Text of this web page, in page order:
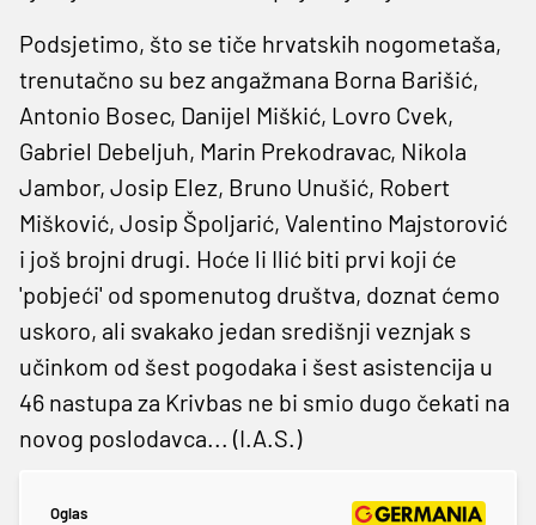
Podsjetimo, što se tiče hrvatskih nogometaša,
trenutačno su bez angažmana Borna Barišić,
Antonio Bosec, Danijel Miškić, Lovro Cvek,
Gabriel Debeljuh, Marin Prekodravac, Nikola
Jambor, Josip Elez, Bruno Unušić, Robert
Mišković, Josip Špoljarić, Valentino Majstorović
i još brojni drugi. Hoće li Ilić biti prvi koji će
'pobjeći' od spomenutog društva, doznat ćemo
uskoro, ali svakako jedan središnji veznjak s
učinkom od šest pogodaka i šest asistencija u
46 nastupa za Krivbas ne bi smio dugo čekati na
novog poslodavca... (I.A.S.)
Oglas